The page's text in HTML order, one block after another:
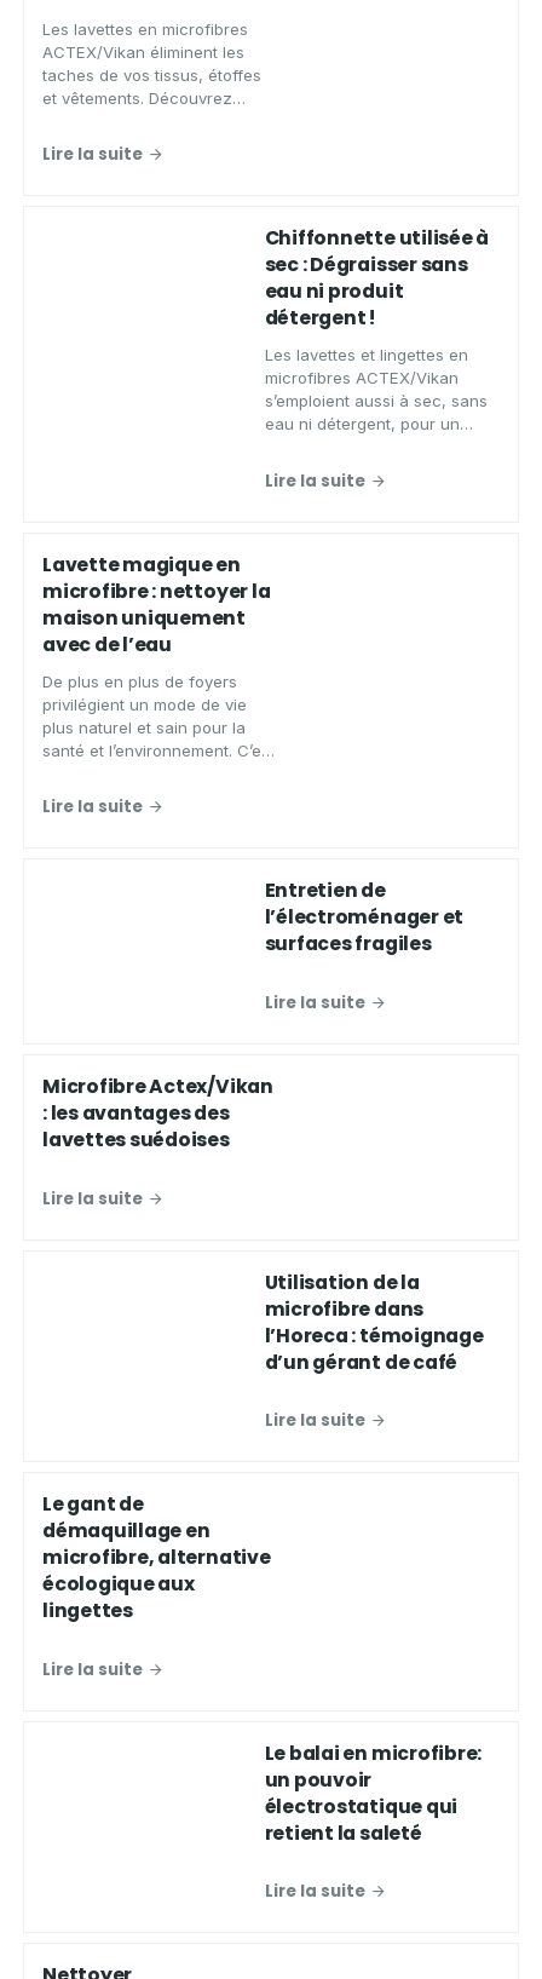
Les lavettes en microfibres
ACTEX/Vikan éliminent les
taches de vos tissus, étoffes
et vêtements. Découvrez
Lire la suite
Chiffonnette utilisée à
sec : Dégraisser sans
eau ni produit
détergent !
Les lavettes et lingettes en
microfibres ACTEX/Vikan
s’emploient aussi à sec, sans
eau ni détergent, pour un
surfaces dures, vitres,
lunettes et écrans.
Lire la suite
Lavette magique en
microfibre : nettoyer la
maison uniquement
avec de l’eau
De plus en plus de foyers
privilégient un mode de vie
plus naturel et sain pour la
santé et l’environnement. C’est
nettoyage de la maison.
Lire la suite
Entretien de
l’électroménager et
surfaces fragiles
Lire la suite
Microfibre Actex/Vikan
: les avantages des
lavettes suédoises
Lire la suite
Utilisation de la
microfibre dans
l’Horeca : témoignage
d’un gérant de café
Lire la suite
Le gant de
démaquillage en
microfibre, alternative
écologique aux
lingettes
Lire la suite
Le balai en microfibre:
un pouvoir
électrostatique qui
retient la saleté
Lire la suite